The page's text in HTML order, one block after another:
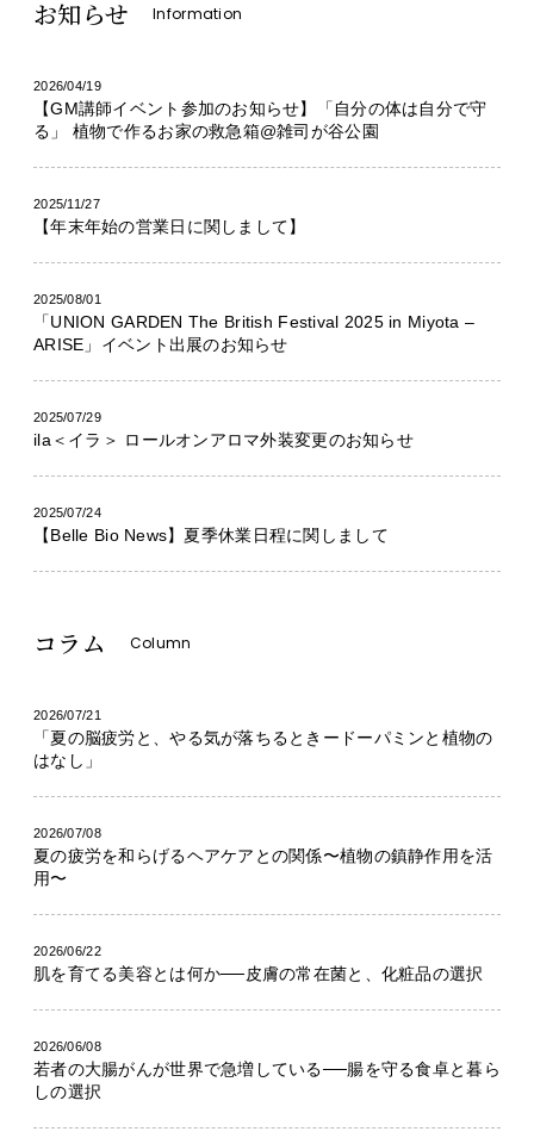
お知らせ Information
2026/04/19
【GM講師イベント参加のお知らせ】「自分の体は自分で守
る」 植物で作るお家の救急箱@雑司が谷公園
2025/11/27
【年末年始の営業日に関しまして】
2025/08/01
「UNION GARDEN The British Festival 2025 in Miyota –
ARISE」イベント出展のお知らせ
2025/07/29
ila＜イラ＞ ロールオンアロマ外装変更のお知らせ
2025/07/24
【Belle Bio News】夏季休業日程に関しまして
コラム Column
2026/07/21
「夏の脳疲労と、やる気が落ちるときードーパミンと植物の
はなし」
2026/07/08
夏の疲労を和らげるヘアケアとの関係〜植物の鎮静作用を活
用〜
2026/06/22
肌を育てる美容とは何か──皮膚の常在菌と、化粧品の選択
2026/06/08
若者の大腸がんが世界で急増している──腸を守る食卓と暮ら
しの選択